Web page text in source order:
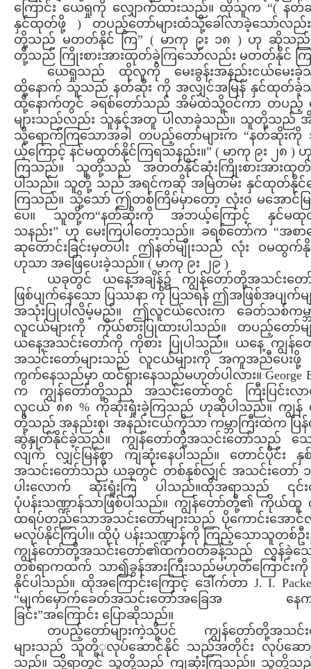
ကြောင်း ယေရှုကို လျှောက်ထားသည်။ ထိုသူက “( နတ်
နှင်ထုတ်ဖို့ ) တပည့်တော်များထံသို့ခေါ်လာခဲ့သော်လ
တို့သည် မတတ်နိုင် ကြ” ( မာကု ၉း ၁၈ ) ဟု ဆိုသ
တို့သည် ကြိုးစားအားထုတ်ခဲ့ကြသော်လည်း မတတ်နိုင် ကြ
ယေရှုသည် ထိုလူကို မေးခွန်းအနည်းငယ်မေးခဲ့
ထို့နောက် သူသည် နတ်ဆိုး ကို အလျှင်အမြန် နှင်ထုတ်ခဲ့
ထို့နောက်တွင် ခရစ်တော်သည် အိမ်ထဲသို့ဝင်ကာ တပည့်
များသည်လည်း သူနှင့်အတူ ပါလာခဲ့သည်။ သူတို့သည်
သို့ရောက်ကြသောအခါ တပည့်တော်များက “နတ်ဆိုး
ယ့်ကြောင့် နင်မထုတ်နိုင်ကြရသနည်း။” ( မာကု ၉း ၂၈ ) ဟု
ကြသည်။ သူတို့သည် အတတ်နိုင်ဆုံးကြိုးစားအားထုတ်
ပါသည်။ သူတို့ သည် အရင်ကဆို အမြဲတမ်း နှင်ထုတ်နိုင်
ကြသည်။ သို့သော် ဤတစ်ကြိမ်မှာတော့ လုံး၀ မအောင်မ
ပေ။ သူတို့က“နတ်ဆိုးကို အဘယ့်ကြောင့် နှင်မထု
သနည်း” ဟု မေးကြပါတော့သည်။ ခရစ်တော်က “အစာ
ဆုတောင်းခြင်းမှတပါး ဤနတ်မျိုးသည် လုံး ဝမထွက်နို
ဟုသာ အဖြေပေးခဲ့သည်။ ( မာကု ၉း ၂၉ )
ယခုတွင် ယနေ့အချိန်၌ ကျွန်တော်တို့အသင်းတေ
ဖြစ်ပျက်နေသော ပြဿနာ ကို ပြသရန် ဤအဖြစ်အပျက်မ
အသုံးပြုပါလိမ့်မည်။ ဤလူငယ်လေးက ခေတ်သစ်ကမ္
လူငယ်များကို ကိုယ်စားပြုထားပါသည်။ တပည့်တော်မ
ယနေ့အသင်းတော်ကို ကိုစား ပြုပါသည်။ ယနေ့ ကျွန်တ
အသင်းတော်များသည် လူငယ်များကို အကူအညီပေးဖို့
ကွက်နေသည်မှာ ထင်ရှားနေသည်မဟုတ်ပါလား။ George
က ကျွန်တော်တို့သည် အသင်းတော်တွင် ကြီးပြင်းလာ
လူငယ် ၈၈ % ကိုဆုံးရှုံးခဲ့ကြသည် ဟုဆိုပါသည်။ ကျွန်
တို့သည် အနည်းစု၊ အနည်းငယ်ကိုသာ ကမ္ဘာကြီးထဲက ပြ
ဆွဲနှုတ်နိုင်ခဲ့သည်။ ကျွန်တော်တို့အသင်းတော်သည် သေခ
လျက် လျှင်မြန်စွာ ကျဆုံးနေပါသည်။ တောင်ပိုင်း နှစ်
အသင်းတော်သည် ယခုတွင် တစ်နှစ်လျှင် အသင်းတော် ၁
ပါးလောက် ဆုံးရှုံးကြ ပါသည်။ထိုအရာသည် ၎င်
ပုံပန်းသဏ္ဍာန်သာဖြစ်ပါသည်။ ကျွန်တော်တို့၏ ကိုယ်
ထရပ်တည်သောအသင်းတော်များသည် ပိုကောင်းအောင်
မလုပ်နိုင်ကြပါ။ ထိုပုံ ပန်းသဏ္ဍာန်ကို ကြည့်သောသူတစ်ဦ
ကျွန်တော်တို့အသင်းတော်၏ထက်ဝတ်ခန့်သည် လွန်ခဲ့သေ
တစ်ရာကထက် သာ၍ခွန်အားကြီးသည်မဟုတ်ကြောင်း
နိုင်ပါသည်။ ထိုအကြောင်းကြောင့် ဒေါက်တာ J. I.
“မျက်မှောက်ခေတ်အသင်းတော်အခြေအ နေက
ခြင်း”အကြောင်း ပြောဆိုသည်။
တပည့်တော်များကဲ့သို့ပင် ကျွန်တော်တို့အသင်း
များသည် သူတို့ုလုပ်ဆောင်နိုင် သည်အတိုင်း လုပ်ဆော
သည်။ သို့ရာတွင် သူတို့သည် ကျဆုံးကြသည်။ သူတို့သ